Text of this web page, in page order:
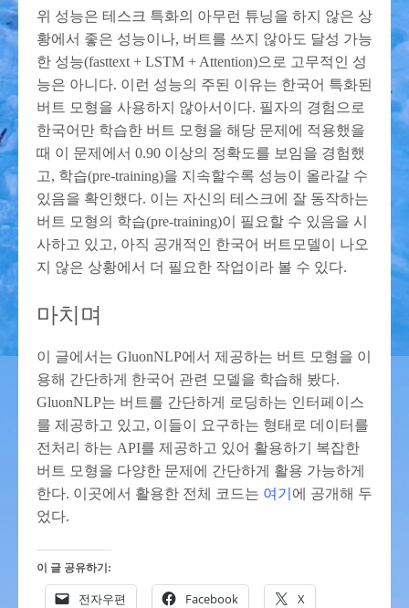
위 성능은 테스크 특화의 아무런 튜닝을 하지 않은 상
황에서 좋은 성능이나, 버트를 쓰지 않아도 달성 가능
한 성능(fasttext + LSTM + Attention)으로 고무적인 성
능은 아니다. 이런 성능의 주된 이유는 한국어 특화된
버트 모형을 사용하지 않아서이다. 필자의 경험으로
한국어만 학습한 버트 모형을 해당 문제에 적용했을
때 이 문제에서 0.90 이상의 정확도를 보임을 경험했
고, 학습(pre-training)을 지속할수록 성능이 올라갈 수
있음을 확인했다. 이는 자신의 테스크에 잘 동작하는
버트 모형의 학습(pre-training)이 필요할 수 있음을 시
사하고 있고, 아직 공개적인 한국어 버트모델이 나오
지 않은 상황에서 더 필요한 작업이라 볼 수 있다.
마치며
이 글에서는 GluonNLP에서 제공하는 버트 모형을 이
용해 간단하게 한국어 관련 모델을 학습해 봤다.
GluonNLP는 버트를 간단하게 로딩하는 인터페이스
를 제공하고 있고, 이들이 요구하는 형태로 데이터를
전처리 하는 API를 제공하고 있어 활용하기 복잡한
버트 모형을 다양한 문제에 간단하게 활용 가능하게
한다. 이곳에서 활용한 전체 코드는 여기 에 공개해 두
었다.
이 글 공유하기:
전자우편 Facebook X